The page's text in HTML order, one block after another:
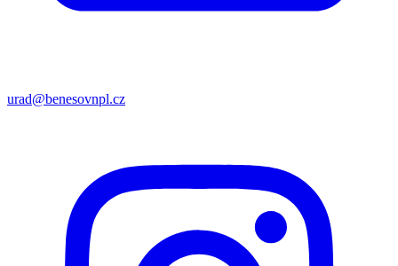
urad@benesovnpl.cz